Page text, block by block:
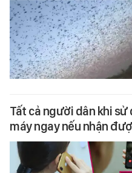
Tất cả người dân khi
máy ngay nếu nhận